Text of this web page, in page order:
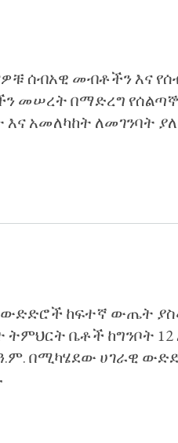
ሰብአዊ መብቶችን እና
መሠረት በማድረግ
እና አመለካከት ለመገንባት
ውድድሮች ከፍተኛ ውጤት
ትምህርት ቤቶች ከግንቦት 12
ዓ.ም. በሚካሄደው ሀገራዊ